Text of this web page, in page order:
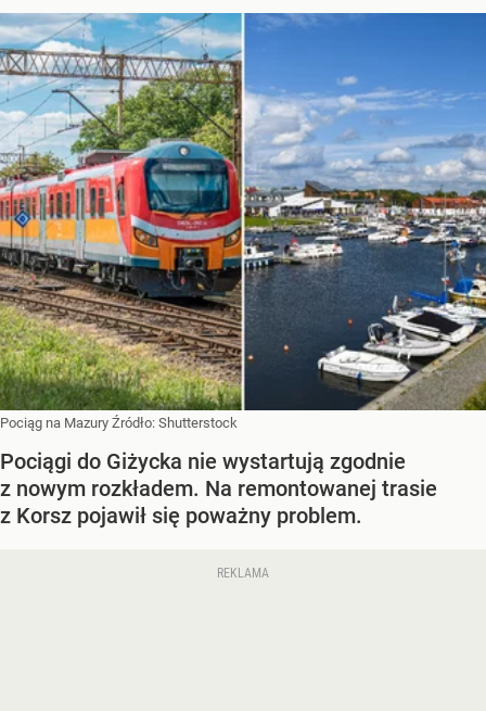
Pociąg na Mazury Źródło: Shutterstock
Pociągi do Giżycka nie wystartują zgodnie
z nowym rozkładem. Na remontowanej trasie
z Korsz pojawił się poważny problem.